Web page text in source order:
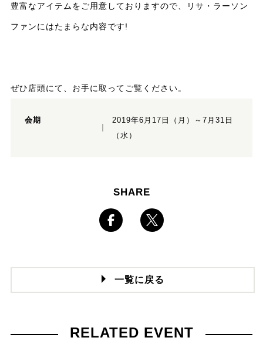
豊富なアイテムをご用意しておりますので、リサ・ラーソン
ファンにはたまらな内容です!
ぜひ店頭にて、お手に取ってご覧ください。
会期
2019年6月17日（月）～7月31日
（水）
SHARE
一覧に戻る
RELATED EVENT